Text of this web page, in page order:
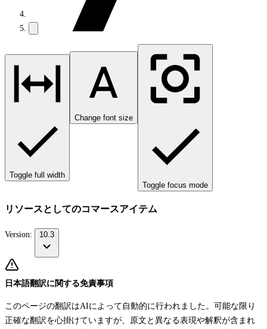
Toggle full width
Change font size
Toggle focus mode
リソースとしてのコマースアイテム
Version: 10.3
日本語翻訳に関する免責事項
このページの翻訳はAIによって自動的に行われました。可能な限り
正確な翻訳を心掛けていますが、原文と異なる表現や解釈が含まれ